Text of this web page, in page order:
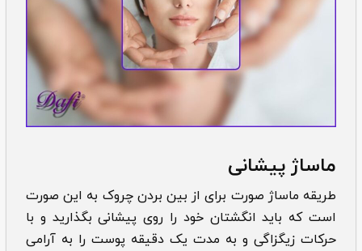
ماساژ پیشانی
طریقه ماساژ صورت برای از بین بردن چروک به این صورت
است که باید انگشتان خود را روی پیشانی بگذارید و با
حرکات زیگزاگی و به مدت یک دقیقه پوست را به آرامی